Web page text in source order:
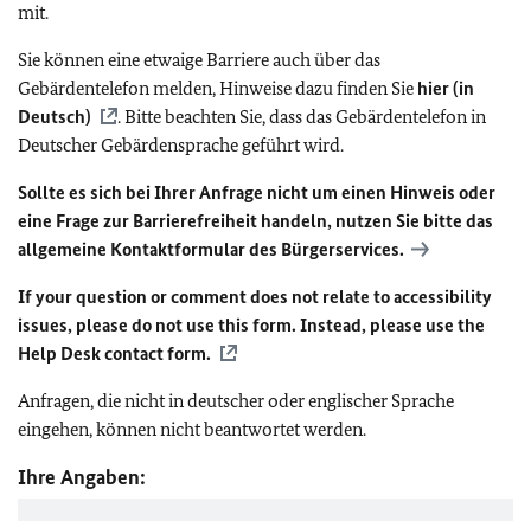
mit.
Sie können eine etwaige Barriere auch über das
Gebärdentelefon melden, Hinweise dazu finden Sie hier (in
Deutsch)
. Bitte beachten Sie, dass das Gebärdentelefon in
Deutscher Gebärdensprache geführt wird.
Sollte es sich bei Ihrer Anfrage nicht um einen Hinweis oder
eine Frage zur Barrierefreiheit handeln, nutzen Sie bitte das
allgemeine Kontaktformular des Bürgerservices.
If your question or comment does not relate to accessibility
issues, please do not use this form. Instead, please use the
Help Desk contact form.
Anfragen, die nicht in deutscher oder englischer Sprache
eingehen, können nicht beantwortet werden.
Ihre Angaben: